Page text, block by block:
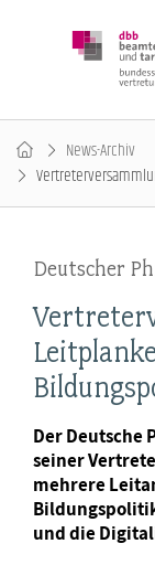
News-Archiv
Deutscher
Der Deutsche
seiner
mehrere
und die